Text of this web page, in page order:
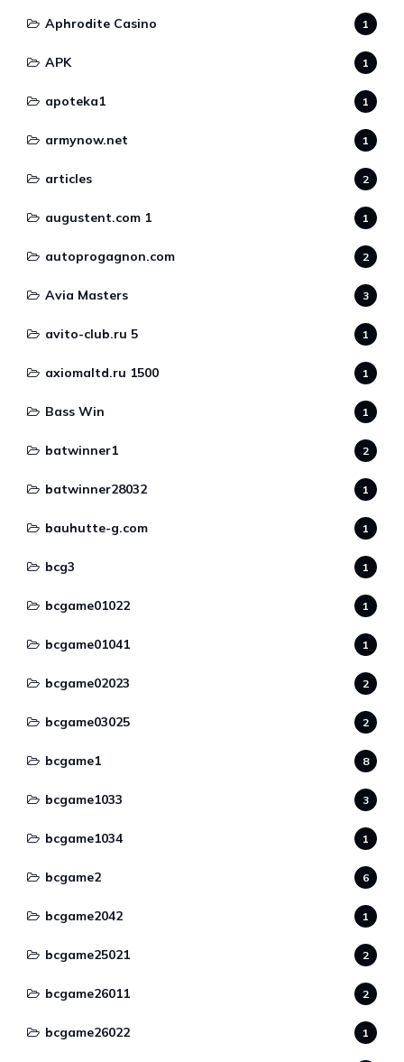
Aphrodite Casino 1
APK 1
apoteka1 1
armynow.net 1
articles 2
augustent.com 1 1
autoprogagnon.com 2
Avia Masters 3
avito-club.ru 5 1
axiomaltd.ru 1500 1
Bass Win 1
batwinner1 2
batwinner28032 1
bauhutte-g.com 1
bcg3 1
bcgame01022 1
bcgame01041 1
bcgame02023 2
bcgame03025 2
bcgame1 8
bcgame1033 3
bcgame1034 1
bcgame2 6
bcgame2042 1
bcgame25021 2
bcgame26011 2
bcgame26022 1